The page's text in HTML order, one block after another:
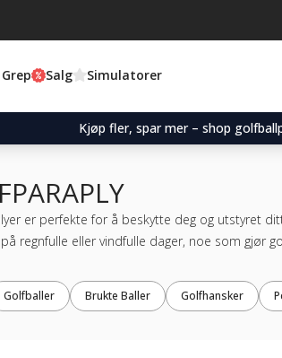
Salg Simulatorer
Kjøp fler, spar mer – shop
er perfekte for å beskytte deg og utstyret
regnfulle eller vindfulle dager, noe som gjør
Golfballer Brukte Baller Golfhansker